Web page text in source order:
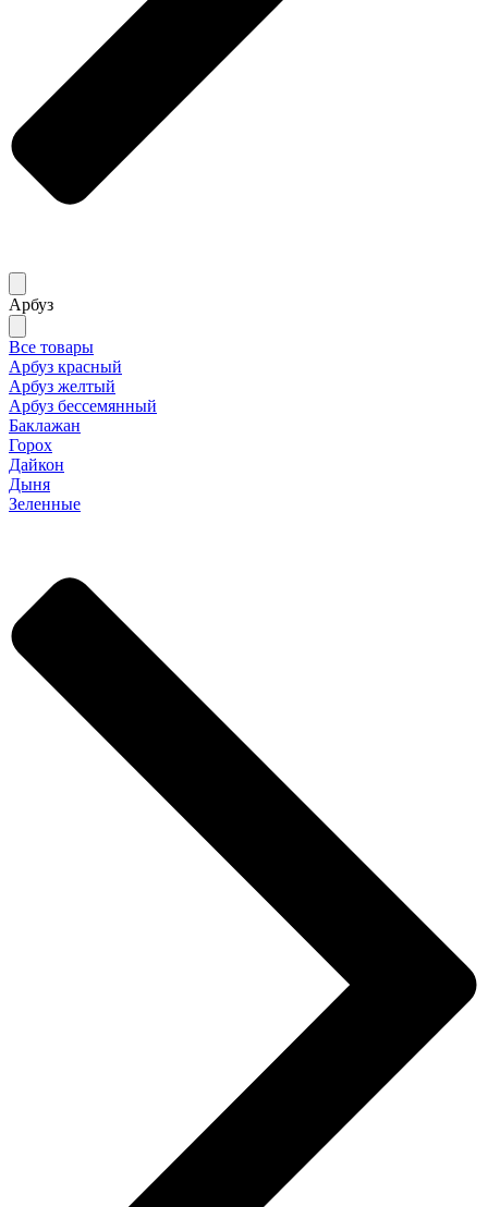
Арбуз
Все товары
Арбуз красный
Арбуз желтый
Арбуз бессемянный
Баклажан
Горох
Дайкон
Дыня
Зеленные